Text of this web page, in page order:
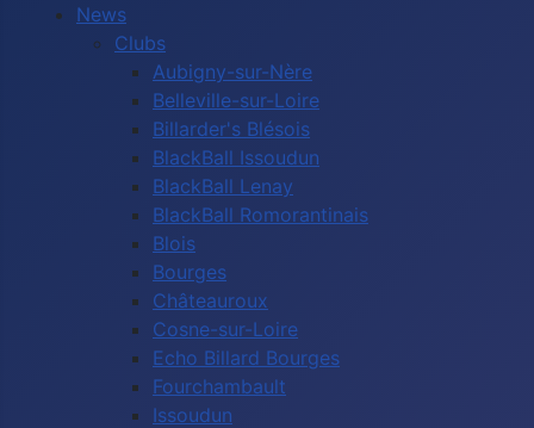
News
Clubs
Aubigny-sur-Nère
Belleville-sur-Loire
Billarder's Blésois
BlackBall Issoudun
BlackBall Lenay
BlackBall Romorantinais
Blois
Bourges
Châteauroux
Cosne-sur-Loire
Echo Billard Bourges
Fourchambault
Issoudun